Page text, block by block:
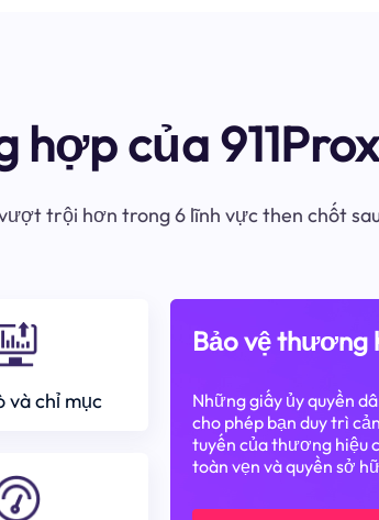
của
trội hơn trong 6 lĩnh vực then chốt
và chỉ mục
Bảo vệ thương
Những giấy ủy quyền
cho phép bạn duy trì
tuyến của thương hiệu
toàn vẹn và quyền sở